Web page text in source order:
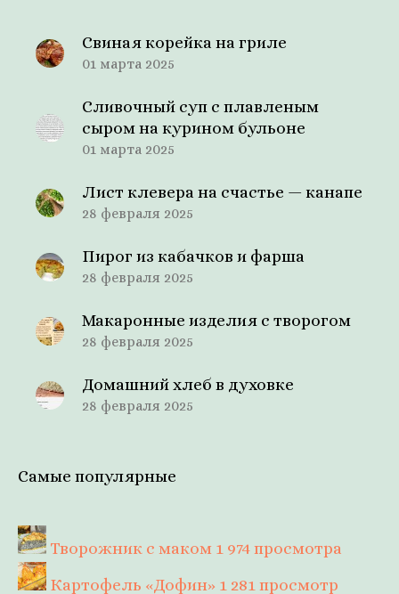
Свиная корейка на гриле
01 марта 2025
Сливочный суп с плавленым
сыром на курином бульоне
01 марта 2025
Лист клевера на счастье — канапе
28 февраля 2025
Пирог из кабачков и фарша
28 февраля 2025
Макаронные изделия с творогом
28 февраля 2025
Домашний хлеб в духовке
28 февраля 2025
Самые популярные
Творожник с маком 1 974 просмотра
Картофель «Дофин» 1 281 просмотр